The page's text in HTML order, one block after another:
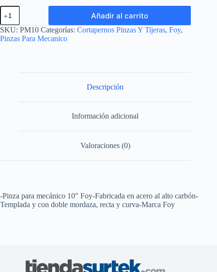
Pinza
para
mecanico
con
mango
Añadir al carrito
SKU: PM10 Categorías: Cortapernos Pinzas Y Tijeras, Foy,
Pinzas Para Mecanico
Descripción
Información adicional
Valoraciones (0)
-Pinza para mecánico 10″ Foy-Fabricada en acero al alto carbón-
Templada y con doble mordaza, recta y curva-Marca Foy